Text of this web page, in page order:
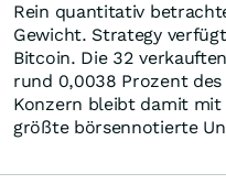
Rein quantitativ
Gewicht. Strategy
Bitcoin. Die 32
rund 0,0038 Prozent
Konzern bleibt damit
größte börsennotierte